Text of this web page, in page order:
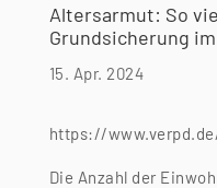
Altersarmut: So
Grundsicherung
15. Apr. 2024
https://
Die Anzahl der